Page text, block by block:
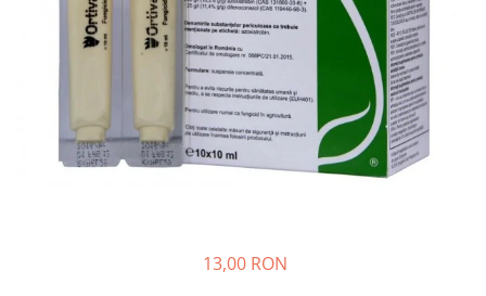
Seminte legume
Pepene
Plante medicinale
Seminte ardei
Seminte broccoli
13,00 RON